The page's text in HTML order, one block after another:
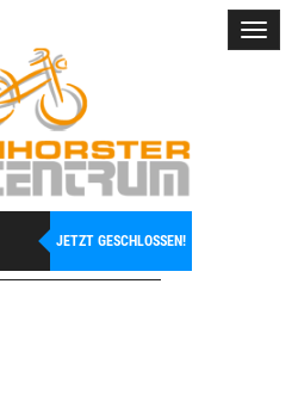
JETZT GESCHLOSSEN!